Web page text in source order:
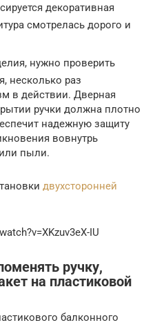
декоративная
смотрелась дорого и
нужно проверить
несколько раз
в действии. Дверная
ручки должна плотно
надежную защиту
вовнутрь
пыли.
двухсторонней
IU
ручку,
на пластиковой
балконного